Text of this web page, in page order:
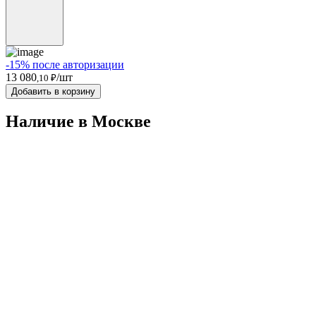
-15% после авторизации
13 080 ,10 ₽/шт
Добавить в корзину
Наличие в Москвe